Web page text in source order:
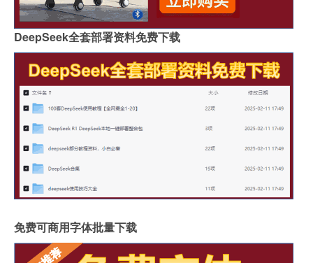
DeepSeek全套部署资料免费下载
免费可商用字体批量下载